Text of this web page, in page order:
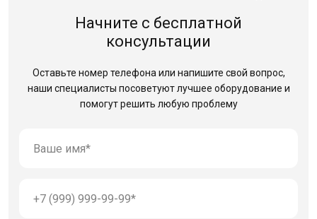
Начните с бесплатной
консультации
Оставьте номер телефона или напишите свой вопрос,
наши специалисты посоветуют лучшее оборудование и
помогут решить любую проблему